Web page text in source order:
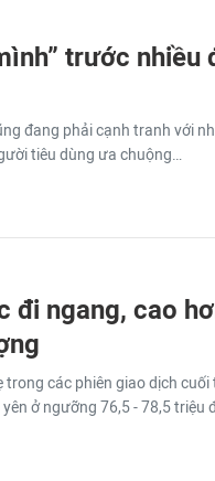
trước nhiều
đang phải cạnh tranh với
tiêu dùng ưa chuộng…
đi ngang, cao
các phiên giao dịch cuối
ở ngưỡng 76,5 - 78,5